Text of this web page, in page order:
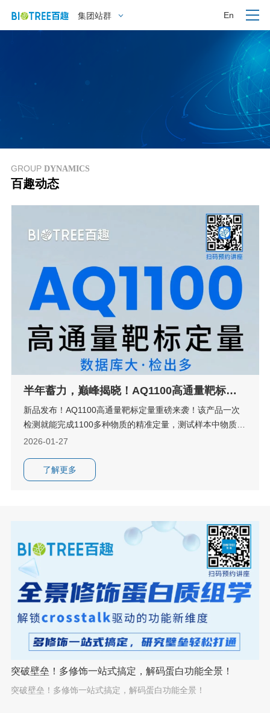
集团站群 En
GROUP DYNAMICS
百趣动态
半年蓄力，巅峰揭晓！AQ1100高通量靶标定
新品发布！AQ1100高通量靶标定量重磅来袭！该产品一次
检测就能完成1100多种物质的精准定量，测试样本中物质检
出率平均提升40%以上。这不仅是检测通量的数字飞跃，更
度解锁AQ1100的硬核实力！
2026-01-27
了解更多
突破壁垒！多修饰一站式搞定，解码蛋白功能全景！
突破壁垒！多修饰一站式搞定，解码蛋白功能全景！